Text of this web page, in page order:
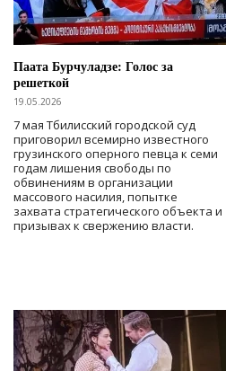
Паата Бурчуладзе: Голос за
решеткой
19.05.2026
7 мая Тбилисский городской суд
приговорил всемирно известного
грузинского оперного певца к семи
годам лишения свободы по
обвинениям в организации
массового насилия, попытке
захвата стратегического объекта и
призывах к свержению власти.